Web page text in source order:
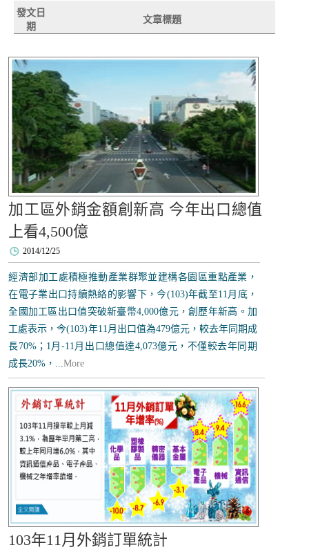
發文日
期
文章標題
加工區外銷金額創新高 今年出口總值
上看4,500億
2014/12/25
經濟部加工處積極推動產業群聚並建構各園區重點產業，
在電子業出口持續熱絡的影響下，今(103)年截至11月底，
全國加工區出口值突破新臺幣4,000億元，創歷年新高。加
工處表示，今(103)年11月出口值為479億元，較去年同期成
長70%；1月-11月出口總值達4,073億元，不僅較去年同期
成長20%，...More
103年11月外銷訂單統計